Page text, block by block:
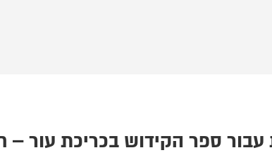
ספר הקידוש בכריכת עור –